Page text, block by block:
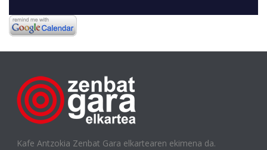
Kafe Antzokia Zenbat Gara elkartearen ekimena da.